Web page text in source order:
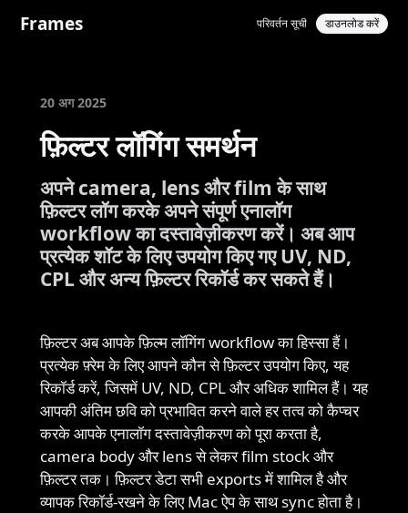
Frames परिवर्तन सूची डाउनलोड करें
20 अग 2025
फ़िल्टर लॉगिंग समर्थन
अपने camera, lens और film के साथ
फ़िल्टर लॉग करके अपने संपूर्ण एनालॉग
workflow का दस्तावेज़ीकरण करें। अब आप
प्रत्येक शॉट के लिए उपयोग किए गए UV, ND,
CPL और अन्य फ़िल्टर रिकॉर्ड कर सकते हैं।
फ़िल्टर अब आपके फ़िल्म लॉगिंग workflow का हिस्सा हैं।
प्रत्येक फ़्रेम के लिए आपने कौन से फ़िल्टर उपयोग किए, यह
रिकॉर्ड करें, जिसमें UV, ND, CPL और अधिक शामिल हैं। यह
आपकी अंतिम छवि को प्रभावित करने वाले हर तत्व को कैप्चर
करके आपके एनालॉग दस्तावेज़ीकरण को पूरा करता है,
camera body और lens से लेकर film stock और
फ़िल्टर तक। फ़िल्टर डेटा सभी exports में शामिल है और
व्यापक रिकॉर्ड-रखने के लिए Mac ऐप के साथ sync होता है।